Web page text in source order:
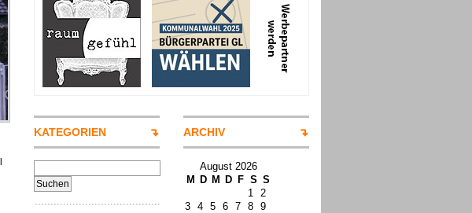
KATEGORIEN
nach:
ARCHIV
August 2026
M
D M D F S S
1 2
3 4 5 6 7 8 9